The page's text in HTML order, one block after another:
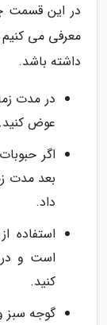
در این قسمت
معرفی می
داشته باشد.
در مدت
عوض کنید.
اگر
بعد مدت
داد.
استفاده
است و
کنید.
گوجه سبز